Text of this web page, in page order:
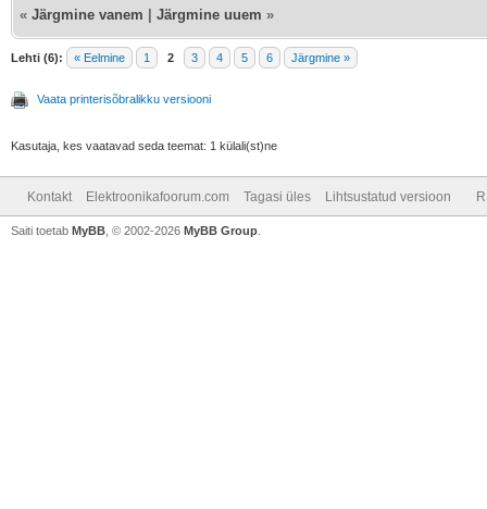
« Järgmine vanem | Järgmine uuem »
Lehti (6): « Eelmine 1 2 3 4 5 6 Järgmine »
Vaata printerisõbralikku versiooni
Kasutaja, kes vaatavad seda teemat: 1 külali(st)ne
Kontakt Elektroonikafoorum.com Tagasi üles Lihtsustatud versioon
Saiti toetab MyBB , © 2002-2026 MyBB Group